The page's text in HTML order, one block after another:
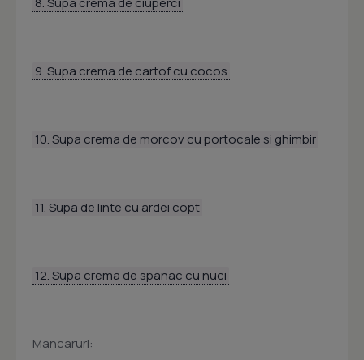
9. Supa crema de cartof cu cocos
10. Supa crema de morcov cu portocale si ghimbir
11. Supa de linte cu ardei copt
12. Supa crema de spanac cu nuci
Mancaruri: